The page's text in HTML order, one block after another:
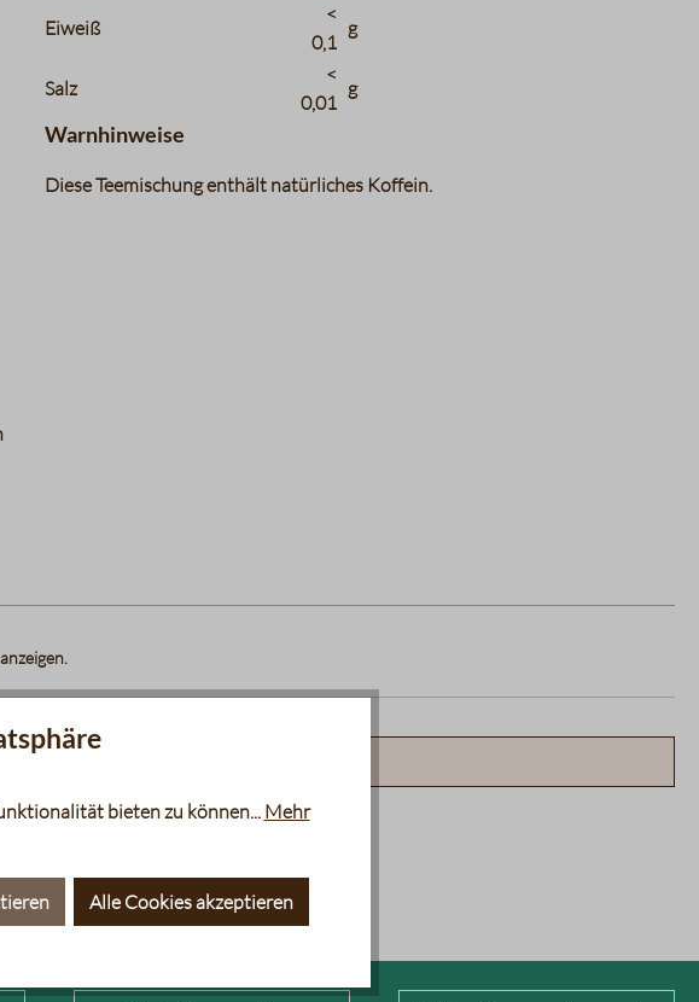
Eiweiß
<
0,1
g
Salz
<
0,01
g
Warnhinweise
Diese Teemischung enthält natürliches Koffein.
bieten zu können... Mehr
Alle Cookies akzeptieren